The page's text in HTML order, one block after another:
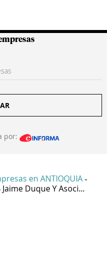
por:
en ANTIOQUIA -
Jaime Duque Y Asoci...